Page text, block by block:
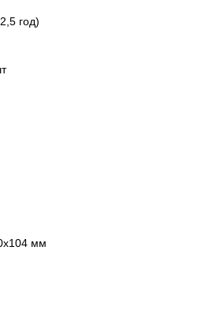
год)
мм